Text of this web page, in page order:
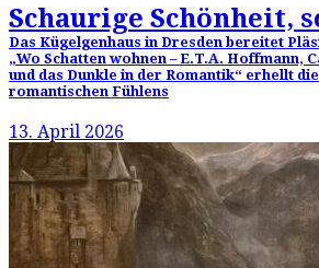
Schaurige Schönheit,
Das Kügelgenhaus in Dresden bereitet
„Wo Schatten wohnen – E.T.A. Hoffmann,
und das Dunkle in der Romantik“ erhellt
romantischen Fühlens
13. April 2026